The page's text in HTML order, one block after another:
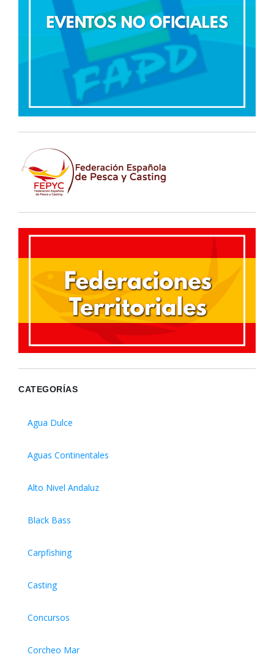
CATEGORÍAS
Agua Dulce
Aguas Continentales
Alto Nivel Andaluz
Black Bass
Carpfishing
Casting
Concursos
Corcheo Mar